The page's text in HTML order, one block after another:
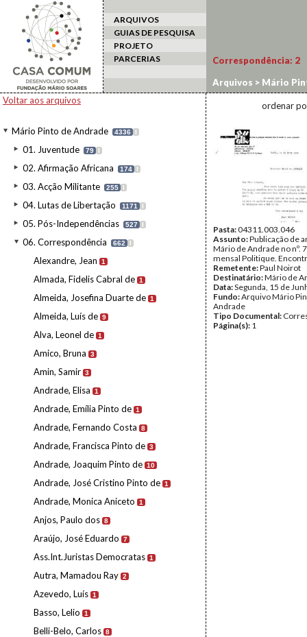
ARQUIVOS
GUIAS DE PESQUISA
PROJETO
PARCERIAS
Voltar aos arquivos
Mário Pinto de Andrade 4336 I
01. Juventude 79 I
02. Afirmação Africana 174 I
03. Acção Militante 255 I
04. Lutas de Libertação 1171 I
05. Pós-Independências 527 I
06. Correspondência 662 I
Alexandre, Jean 1
Almada, Fidelis Cabral de 1
Almeida, Josefina Duarte de 1
Almeida, Luís de 9
Alva, Leonel de 1
Amico, Bruna 3
Amin, Samir 3
Andrade, Elisa 1
Andrade, Emília Pinto de 1
Andrade, Fernando Costa 8
Andrade, Francisca Pinto de 3
Andrade, Joaquim Pinto de 10
Andrade, José Cristino Pinto de 1
Andrade, Monica Aniceto 1
Anjos, Paulo dos 8
Araújo, José Eduardo 7
Ass.Int.Juristas Democratas 1
Autra, Mamadou Ray 2
Azevedo, Luís 1
Basso, Lelio 1
Belli-Belo, Carlos 8
Correspondência: 2
Arquivos > Mário
ordenar
Pasta:04311.003.046
Assunto:Publicação de
Mário de Andrade no nº.
mensal Politique.
Remetente:Paul Noirot
Destinatário:Mário de
Data:Segunda, 15 de
Fundo:Arquivo Mário
Andrade
Tipo Documental:
Página(s): 1